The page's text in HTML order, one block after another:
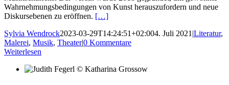
Wahrnehmungsbedingungen von Kunst herauszufordern und neue
Diskursebenen zu eröffnen. […]
Sylvia Wendrock2023-03-29T14:24:51+02:004. Juli 2021 |Literatur,
Malerei, Musik, Theater|0 Kommentare
Weiterlesen